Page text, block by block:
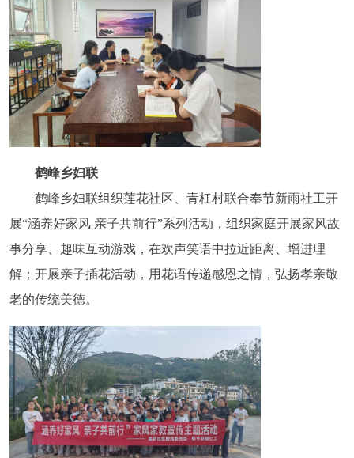
鹤峰乡妇联
鹤峰乡妇联组织莲花社区、青杠村联合奉节新雨社工开
展“涵养好家风 亲子共前行”系列活动，组织家庭开展家风故
事分享、趣味互动游戏，在欢声笑语中拉近距离、增进理
解；开展亲子插花活动，用花语传递感恩之情，弘扬孝亲敬
老的传统美德。